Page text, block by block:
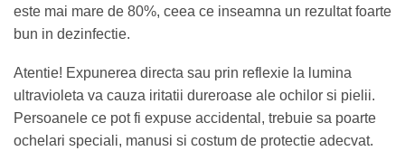
este mai mare de 80%, ceea ce inseamna un rezultat foarte
bun in dezinfectie.
Atentie! Expunerea directa sau prin reflexie la lumina
ultravioleta va cauza iritatii dureroase ale ochilor si pielii.
Persoanele ce pot fi expuse accidental, trebuie sa poarte
ochelari speciali, manusi si costum de protectie adecvat.